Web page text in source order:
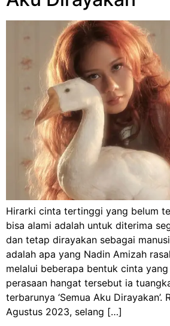
Hirarki cinta tertinggi yang belum
bisa alami adalah untuk diterima
dan tetap dirayakan sebagai
adalah apa yang Nadin Amizah
melalui beberapa bentuk cinta
perasaan hangat tersebut ia
terbarunya ‘Semua Aku
Agustus 2023, selang […]